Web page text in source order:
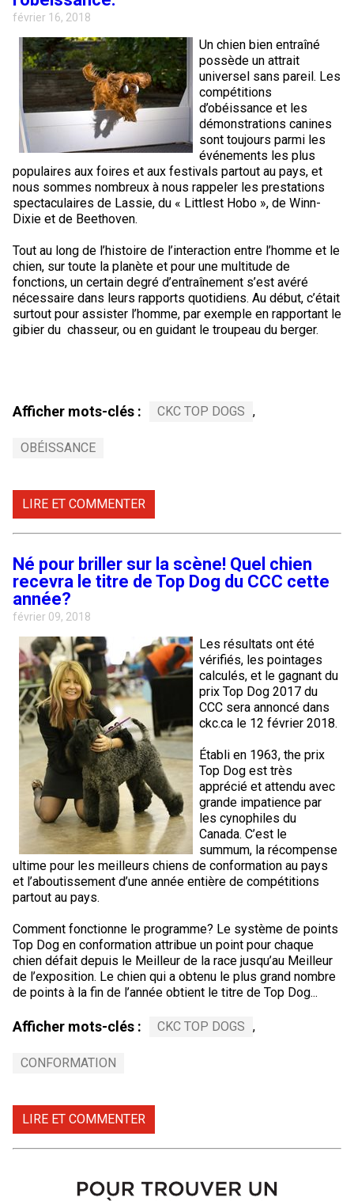
février 16, 2018
Un chien bien entraîné
possède un attrait
universel sans pareil. Les
compétitions
d’obéissance et les
démonstrations canines
sont toujours parmi les
événements les plus
populaires aux foires et aux festivals partout au pays, et
nous sommes nombreux à nous rappeler les prestations
spectaculaires de Lassie, du « Littlest Hobo », de Winn-
Dixie et de Beethoven.
Tout au long de l’histoire de l’interaction entre l’homme et le
chien, sur toute la planète et pour une multitude de
fonctions, un certain degré d’entraînement s’est avéré
nécessaire dans leurs rapports quotidiens. Au début, c’était
surtout pour assister l’homme, par exemple en rapportant le
gibier du chasseur, ou en guidant le troupeau du berger.
Afficher mots-clés : CKC TOP DOGS ,
OBÉISSANCE
LIRE ET COMMENTER
Né pour briller sur la scène! Quel chien
recevra le titre de Top Dog du CCC cette
année?
février 09, 2018
Les résultats ont été
vérifiés, les pointages
calculés, et le gagnant du
prix Top Dog 2017 du
CCC sera annoncé dans
ckc.ca le 12 février 2018.
Établi en 1963, the prix
Top Dog est très
apprécié et attendu avec
grande impatience par
les cynophiles du
Canada. C’est le
summum, la récompense
ultime pour les meilleurs chiens de conformation au pays
et l’aboutissement d’une année entière de compétitions
partout au pays.
Comment fonctionne le programme? Le système de points
Top Dog en conformation attribue un point pour chaque
chien défait depuis le Meilleur de la race jusqu’au Meilleur
de l’exposition. Le chien qui a obtenu le plus grand nombre
de points à la fin de l’année obtient le titre de Top Dog...
Afficher mots-clés : CKC TOP DOGS ,
CONFORMATION
LIRE ET COMMENTER